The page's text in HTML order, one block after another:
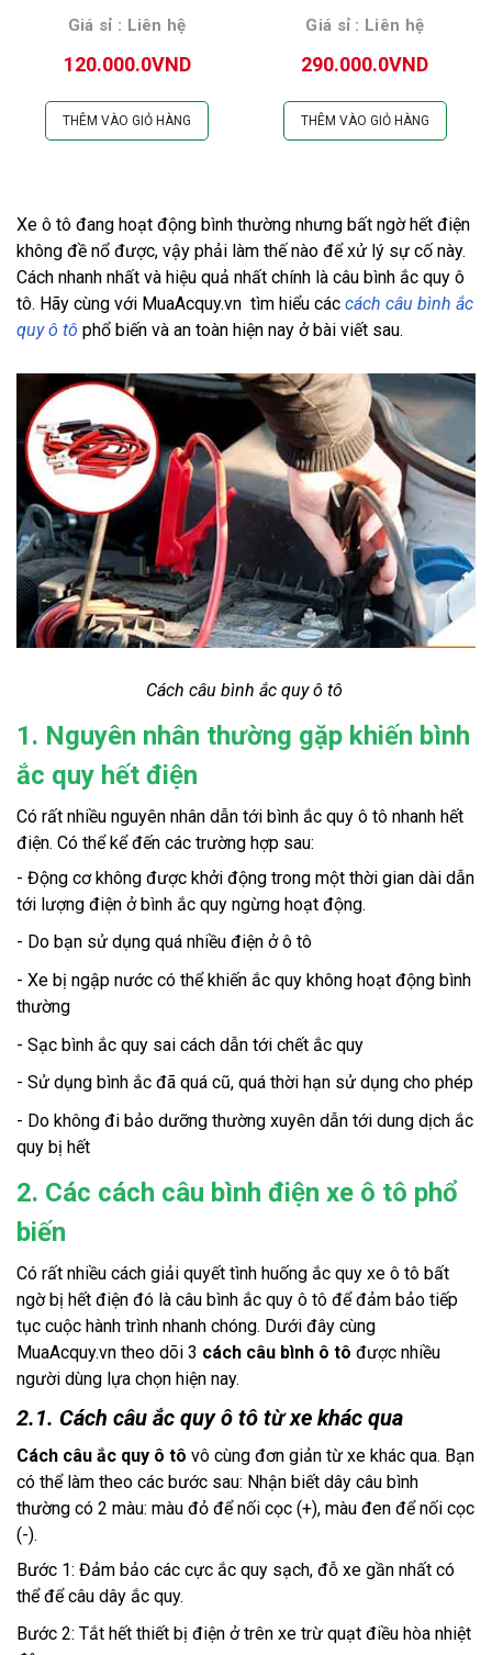
Giá sỉ : Liên hệ
120.000.0VND
THÊM VÀO GIỎ HÀNG
Giá sỉ : Liên hệ
290.000.0VND
THÊM VÀO GIỎ HÀNG
Xe ô tô đang hoạt động bình thường nhưng bất ngờ hết điện
không đề nổ được, vậy phải làm thế nào để xử lý sự cố này.
Cách nhanh nhất và hiệu quả nhất chính là câu bình ắc quy ô
tô. Hãy cùng với MuaAcquy.vn tìm hiểu các cách câu bình ắc
quy ô tô phổ biến và an toàn hiện nay ở bài viết sau.
Cách câu bình ắc quy ô tô
1. Nguyên nhân thường gặp khiến bình
ắc quy hết điện
Có rất nhiều nguyên nhân dẫn tới bình ắc quy ô tô nhanh hết
điện. Có thể kể đến các trường hợp sau:
- Động cơ không được khởi động trong một thời gian dài dẫn
tới lượng điện ở bình ắc quy ngừng hoạt động.
- Do bạn sử dụng quá nhiều điện ở ô tô
- Xe bị ngập nước có thể khiến ắc quy không hoạt động bình
thường
- Sạc bình ắc quy sai cách dẫn tới chết ắc quy
- Sử dụng bình ắc đã quá cũ, quá thời hạn sử dụng cho phép
- Do không đi bảo dưỡng thường xuyên dẫn tới dung dịch ắc
quy bị hết
2. Các cách câu bình điện xe ô tô phổ
biến
Có rất nhiều cách giải quyết tình huống ắc quy xe ô tô bất
ngờ bị hết điện đó là câu bình ắc quy ô tô để đảm bảo tiếp
tục cuộc hành trình nhanh chóng. Dưới đây cùng
MuaAcquy.vn theo dõi 3 cách câu bình ô tô được nhiều
người dùng lựa chọn hiện nay.
2.1. Cách câu ắc quy ô tô từ xe khác qua
Cách câu ắc quy ô tô vô cùng đơn giản từ xe khác qua. Bạn
có thể làm theo các bước sau: Nhận biết dây câu bình
thường có 2 màu: màu đỏ để nối cọc (+), màu đen để nối cọc
(-).
Bước 1: Đảm bảo các cực ắc quy sạch, đỗ xe gần nhất có
thể để câu dây ắc quy.
Bước 2: Tắt hết thiết bị điện ở trên xe trừ quạt điều hòa nhiệt